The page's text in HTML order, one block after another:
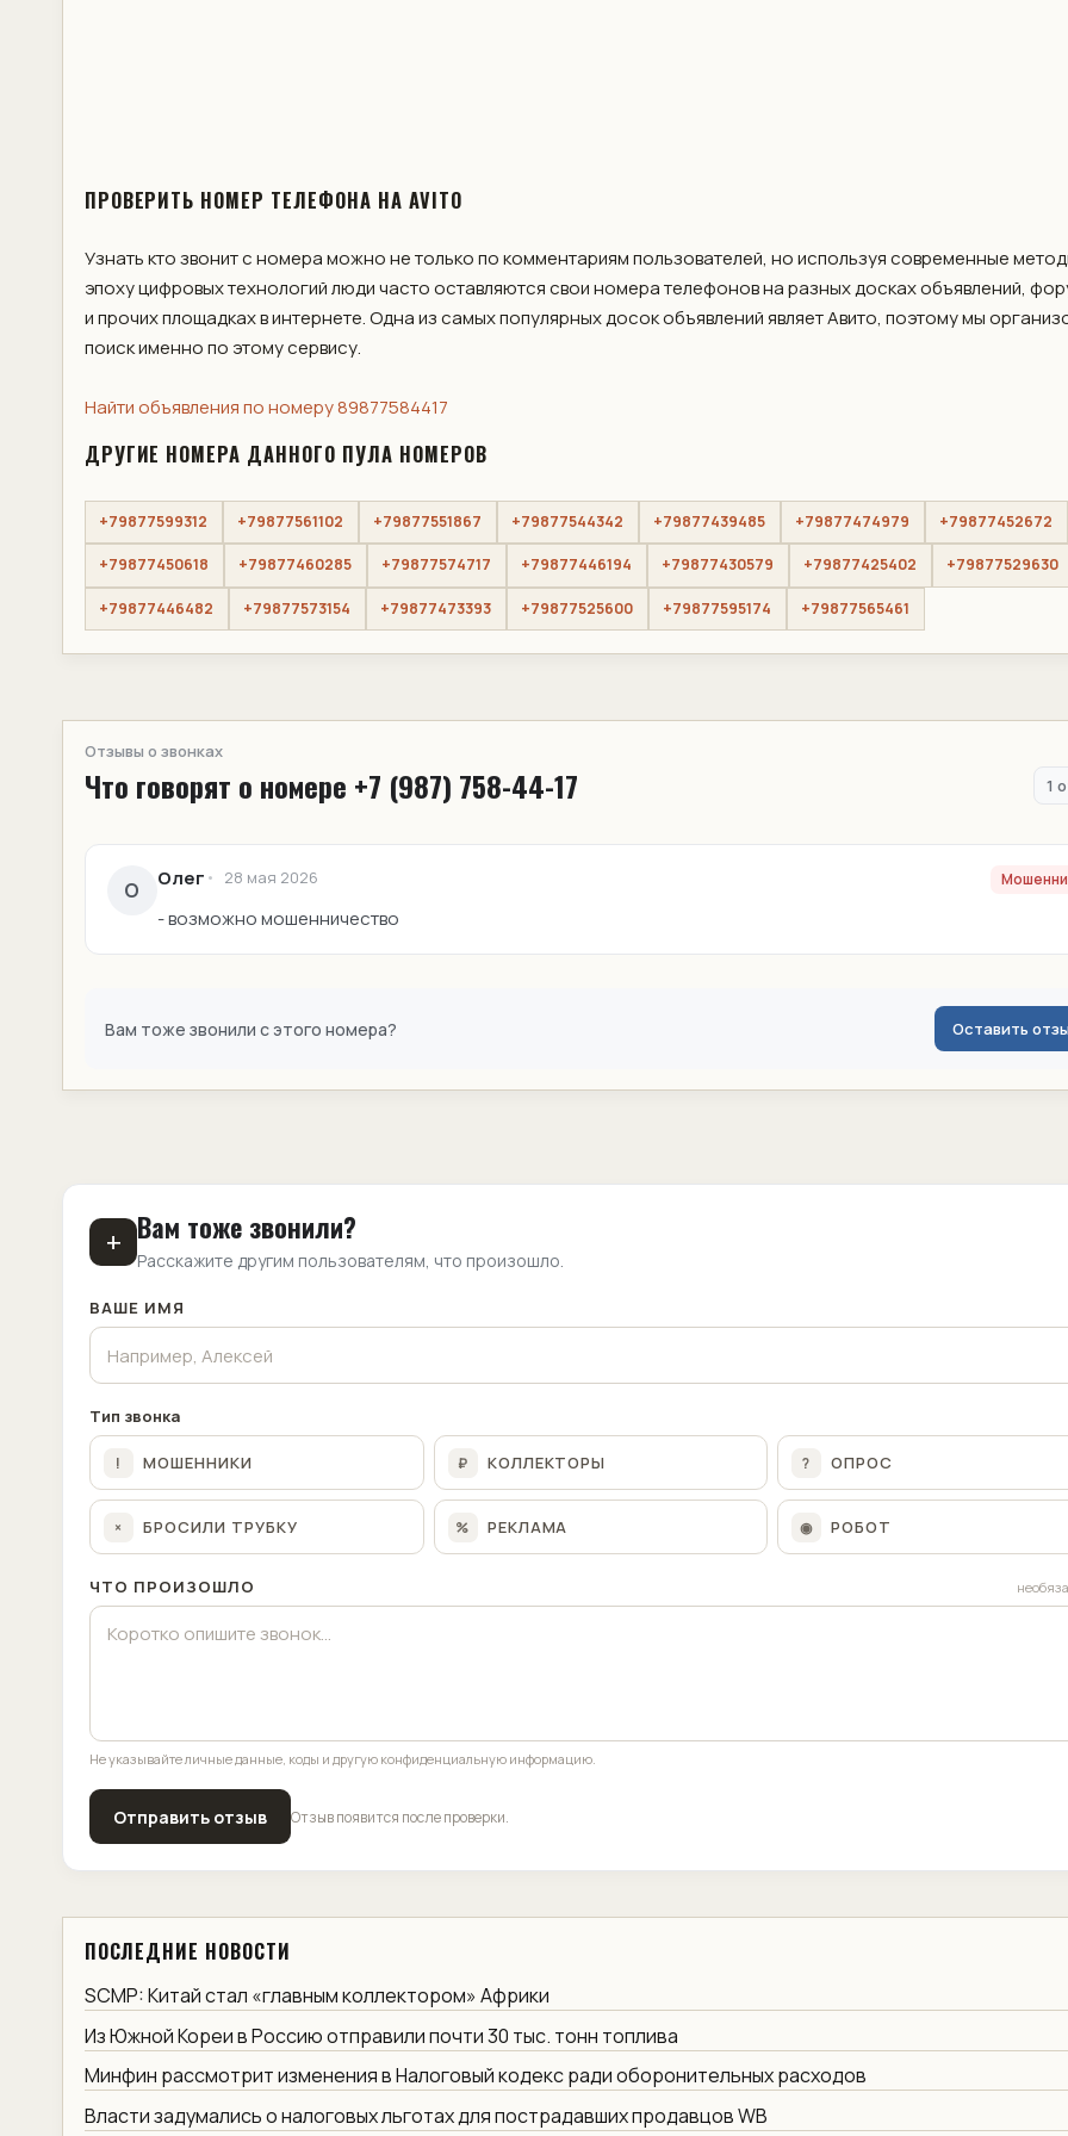
ПРОВЕРИТЬ НОМЕР ТЕЛЕФОНА НА AVITO
Узнать кто звонит с номера можно не только по комментариям пользователей, но используя современные
эпоху цифровых технологий люди часто оставляются свои номера телефонов на разных досках объявлений,
и прочих площадках в интернете. Одна из самых популярных досок объявлений являет Авито, поэтому мы
поиск именно по этому сервису.
Найти объявления по номеру 89877584417
ДРУГИЕ НОМЕРА ДАННОГО ПУЛА НОМЕРОВ
+79877599312 +79877561102 +79877551867 +79877544342 +79877439485 +79877474979 +79877452672
+79877450618 +79877460285 +79877574717 +79877446194 +79877430579 +79877425402 +79877529630
+79877446482 +79877573154 +79877473393 +79877525600 +79877595174 +79877565461
Отзывы о звонках
Что говорят о номере +7 (987) 758-44-17 1
О Олег 28 мая 2026
- возможно мошенничество
Вам тоже звонили с этого номера? Оставить
+ Вам тоже звонили?
Расскажите другим пользователям, что произошло.
ВАШЕ ИМЯ
Тип звонка
! МОШЕННИКИ ₽ КОЛЛЕКТОРЫ ? ОПРОС
× БРОСИЛИ ТРУБКУ % РЕКЛАМА ◉ РОБОТ
ЧТО ПРОИЗОШЛО
Не указывайте личные данные, коды и другую конфиденциальную информацию.
Отправить отзыв Отзыв появится после проверки.
ПОСЛЕДНИЕ НОВОСТИ
SCMP: Китай стал «главным коллектором» Африки
Из Южной Кореи в Россию отправили почти 30 тыс. тонн топлива
Минфин рассмотрит изменения в Налоговый кодекс ради оборонительных расходов
Власти задумались о налоговых льготах для пострадавших продавцов WB